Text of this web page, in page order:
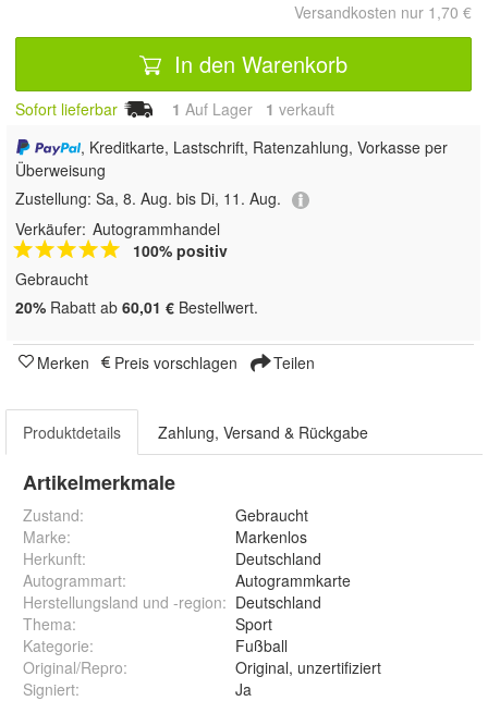
Versandkosten nur 1,70 €
In den Warenkorb
Sofort lieferbar 1 Auf Lager 1 verkauft
, Kreditkarte, Lastschrift, Ratenzahlung, Vorkasse per
Überweisung
Zustellung: Sa, 8. Aug. bis Di, 11. Aug.
Verkäufer: Autogrammhandel
100% positiv
Gebraucht
20% Rabatt ab 60,01 € Bestellwert.
Merken Preis vorschlagen Teilen
Produktdetails Zahlung, Versand & Rückgabe
Artikelmerkmale
Zustand:
Gebraucht
Marke:
Markenlos
Herkunft:
Deutschland
Autogrammart:
Autogrammkarte
Herstellungsland und -region: Deutschland
Thema:
Sport
Kategorie:
Fußball
Original/Repro:
Original, unzertifiziert
Signiert: Ja